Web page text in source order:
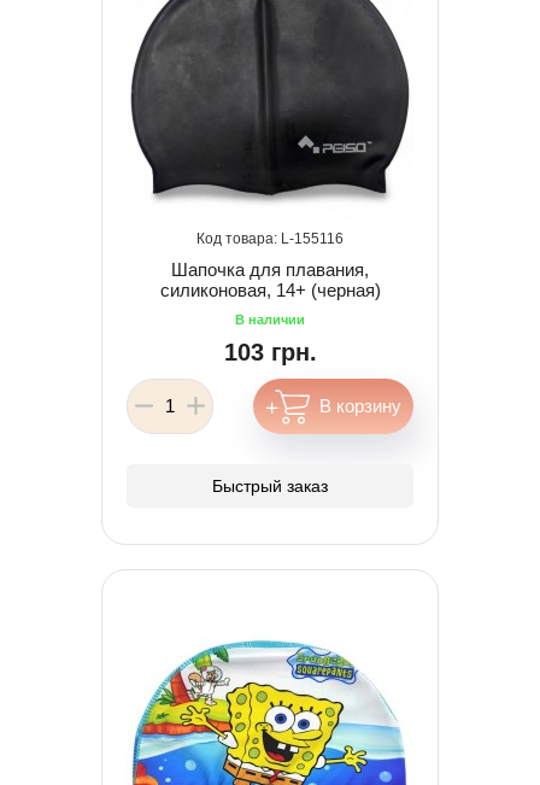
155116
Шапочка для плавания,
силиконовая, 14+ (черная)
103 грн.
Быстрый заказ